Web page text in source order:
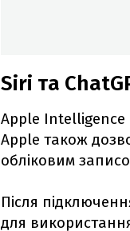
Siri та
Apple Intelligence
Apple також
обліковим
Після
для